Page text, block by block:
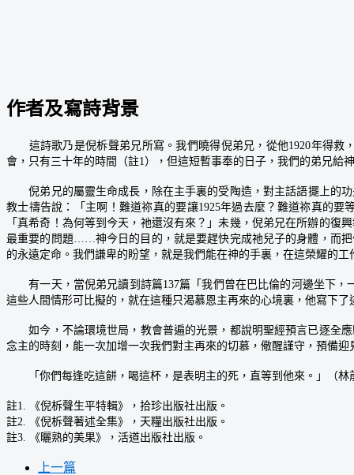
作者及寫詩背景
這詩歌乃是倪柝聲弟兄所寫。我們曉得倪弟兄，從他1920年得救
會，只有三十年的時間（註1），但這短暫事奉的日子，我們的弟兄給
倪弟兄的屬靈生命成長，除在主手裏的受陶造，對主話語擺上的功
教士禱告說：「主啊！難道祢真的要讓1925年過去麼？難道祢真的
「真希奇！為何等到今天，祂還沒有來？」未幾，倪弟兄在所辦的
最重要的問題……神今日的目的，就是要趕快完成祂兒子的身體，而
的永遠定命。我們謙卑的盼望，就是我們能在神的手裏，在這榮耀的
有一天，當倪弟兄讀到詩篇137篇「我們曾在巴比倫的河邊坐下，
這些人間情形可比擬的，就在這種只渴慕恩主再來的心境裏，他寫下
如今，不論環境世局，教會普遍的光景，都說明聖經預言已逐全應
念主的時刻，能一次加增一次我們對主再來的切慕，儆醒謹守，預備迎
「你們每逢吃這餅，喝這杯，是表明主的死，直等到他來。」（林
註1. 《倪柝聲生平特輯》，拾珍出版社出版。
註2. 《倪柝聲著述全集》，天糧出版社出版。
註3. 《曬熟的美果》，活道出版社出版。
上一篇